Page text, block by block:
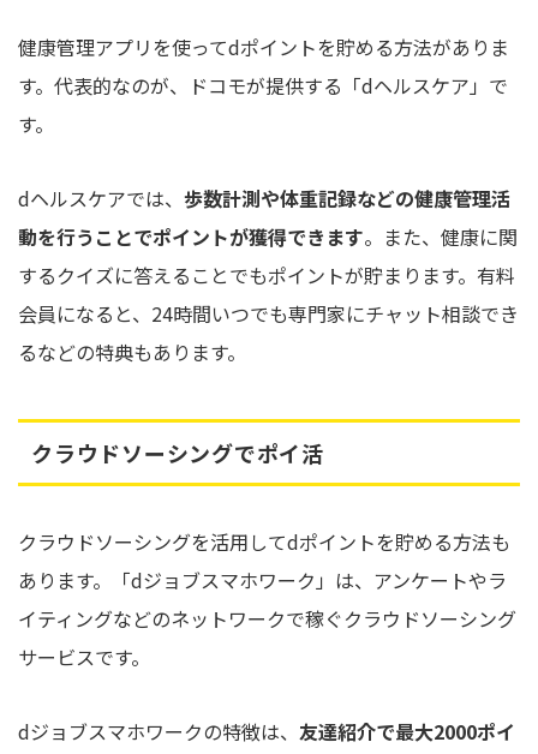
健康管理アプリを使ってdポイントを貯める方法がありま
す。代表的なのが、ドコモが提供する「dヘルスケア」で
す。
dヘルスケアでは、 歩数計測や体重記録などの健康管理活
動を行うことでポイントが獲得できます。また、健康に関
するクイズに答えることでもポイントが貯まります。有料
会員になると、24時間いつでも専門家にチャット相談でき
るなどの特典もあります。
クラウドソーシングでポイ活
クラウドソーシングを活用してdポイントを貯める方法も
あります。「dジョブスマホワーク」は、アンケートやラ
イティングなどのネットワークで稼ぐクラウドソーシング
サービスです。
dジョブスマホワークの特徴は、 友達紹介で最大2000ポイ